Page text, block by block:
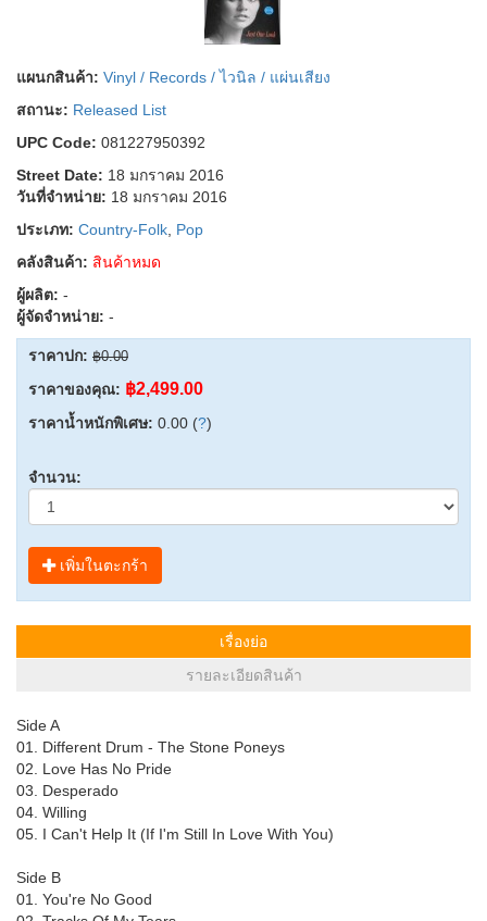
แผนกสินค้า: Vinyl / Records / ไวนิล / แผ่นเสียง
สถานะ: Released List
UPC Code: 081227950392
Street Date: 18 มกราคม 2016
วันที่จำหน่าย: 18 มกราคม 2016
ประเภท: Country-Folk Pop
คลังสินค้า: สินค้าหมด
ผู้ผลิต: -
ผู้จัดจำหน่าย: -
ราคาปก: ฿0.00
ราคาของคุณ: ฿2,499.00
ราคาน้ำหนักพิเศษ: 0.00 (?)
จำนวน:
เพิ่มในตะกร้า
เรื่องย่อ
รายละเอียดสินค้า
Side A
01. Different Drum - The Stone Poneys
02. Love Has No Pride
03. Desperado
04. Willing
05. I Can't Help It (If I'm Still In Love With You)
Side B
01. You're No Good